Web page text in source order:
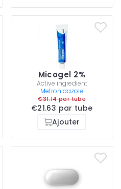
Micogel 2%
Active ingredient
Metronidazole
€31.14 par tube
€21.63 par tube
Ajouter